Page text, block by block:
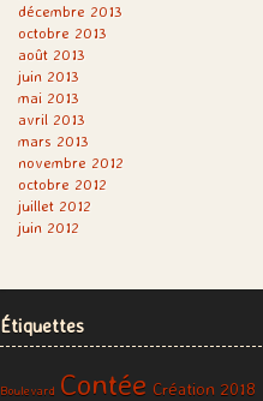
décembre 2013
octobre 2013
août 2013
juin 2013
mai 2013
avril 2013
mars 2013
novembre 2012
octobre 2012
juillet 2012
juin 2012
Étiquettes
Boulevard Contée Création 2018